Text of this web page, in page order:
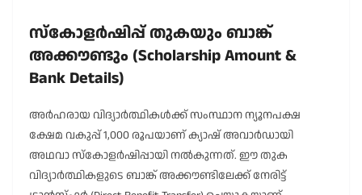
സ്കോളർഷിപ്പ് തുകയും ബാങ്ക്
അക്കൗണ്ടും (Scholarship Amount &
Bank Details)
അർഹരായ വിദ്യാർത്ഥികൾക്ക് സംസ്ഥാന ന്യൂനപക്ഷ
ക്ഷേമ വകുപ്പ് 1,000 രൂപയാണ് ക്യാഷ് അവാർഡായി
അഥവാ സ്കോളർഷിപ്പായി നൽകുന്നത്. ഈ തുക
വിദ്യാർത്ഥികളുടെ ബാങ്ക് അക്കൗണ്ടിലേക്ക് നേരിട്ട്